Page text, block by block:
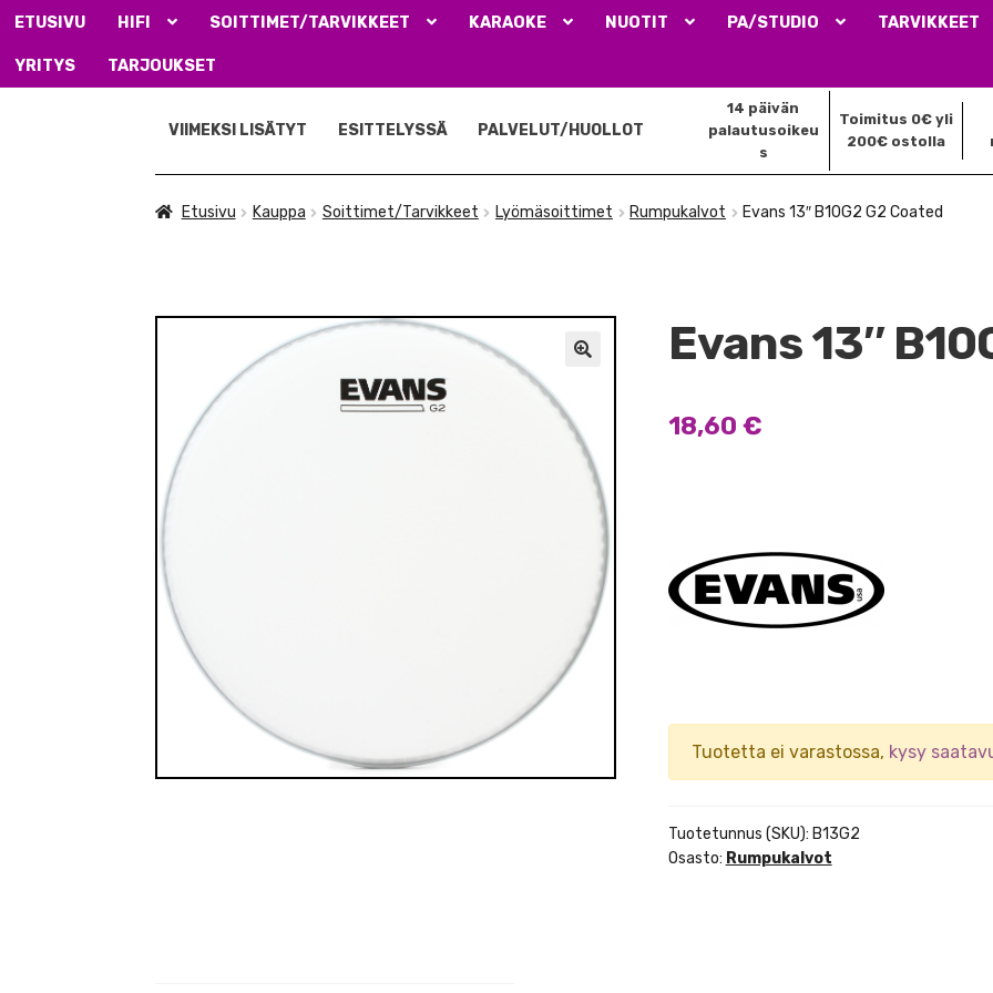
ETUSIVU HIFI SOITTIMET/TARVIKKEET KARAOKE NUOTIT PA/STUDIO TARVIKKEET
YRITYS TARJOUKSET
navigointiin
sisältöön
14 päivän
palautusoikeu
s
Toimitus 0€ yli
200€ ostolla
VIIMEKSI LISÄTYT ESITTELYSSÄ PALVELUT/HUOLLOT
Etusivu Kauppa Soittimet/Tarvikkeet Lyömäsoittimet Rumpukalvot Evans 13″ B10G2 G2 Coated
Evans 13″
18,60 €
Tuotetta ei varastossa, kysy
Tuotetunnus (SKU): B13G2
Osasto: Rumpukalvot